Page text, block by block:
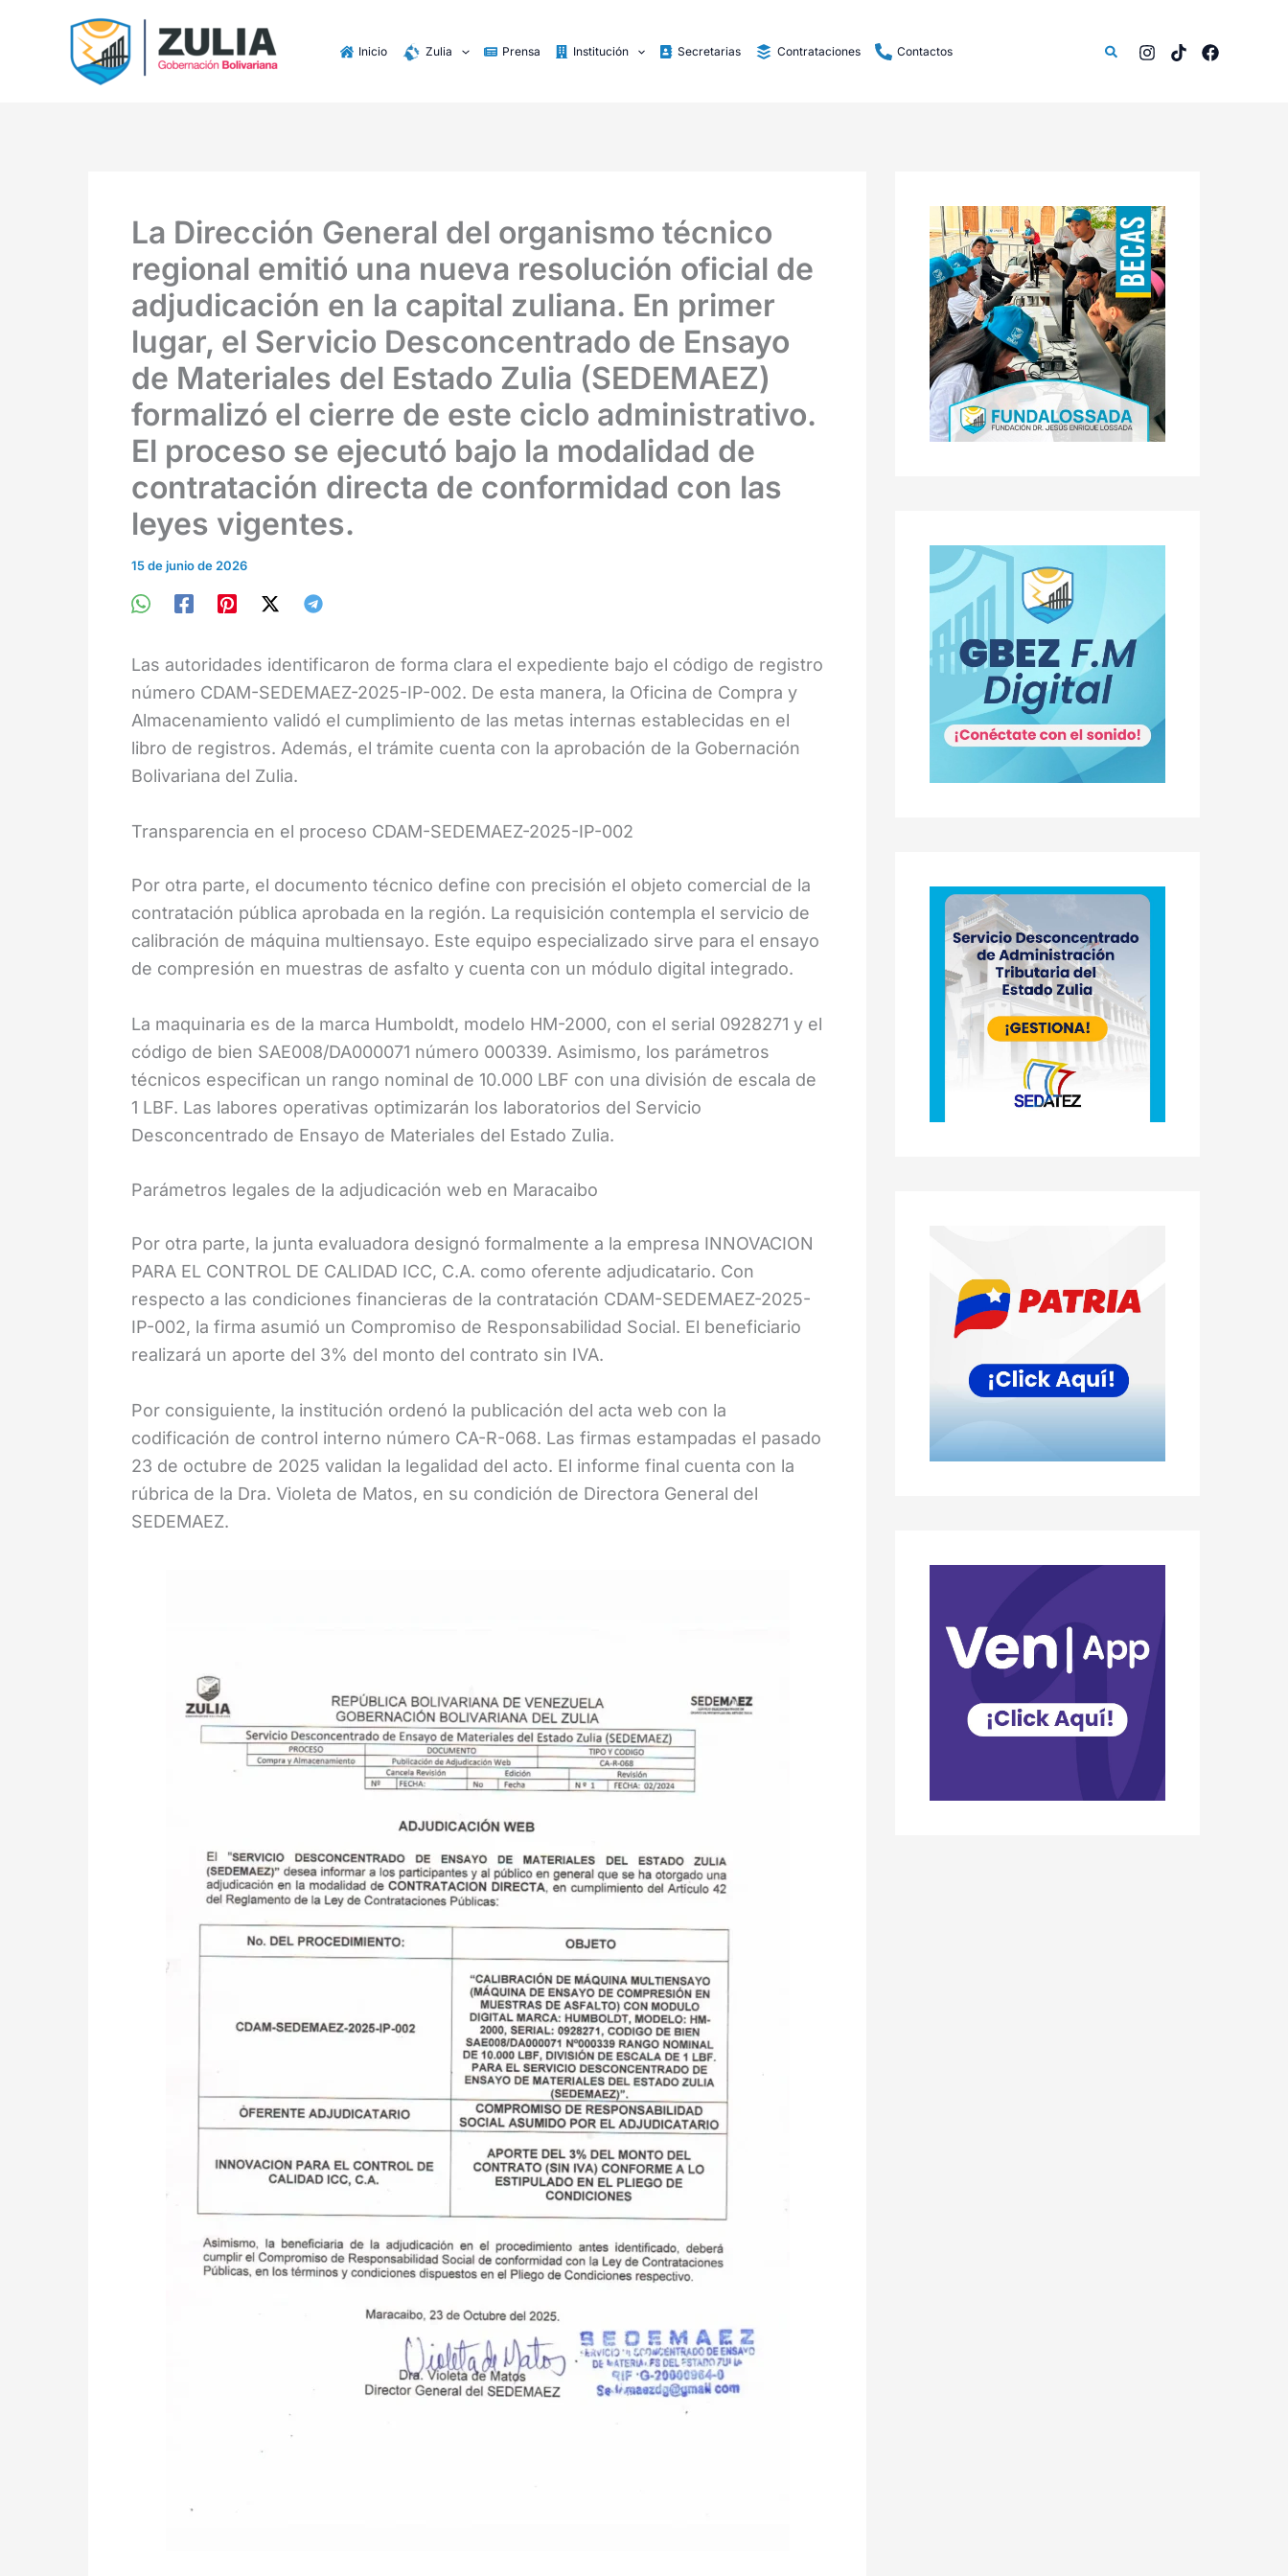
contenido
Inicio Zulia Prensa Institución Secretarias Contrataciones Contactos Buscar
La Dirección General del organismo técnico
regional emitió una nueva resolución oficial de
adjudicación en la capital zuliana. En primer
lugar, el Servicio Desconcentrado de Ensayo
de Materiales del Estado Zulia (SEDEMAEZ)
formalizó el cierre de este ciclo administrativo.
El proceso se ejecutó bajo la modalidad de
contratación directa de conformidad con las
leyes vigentes.
15 de junio de 2026
Las autoridades identificaron de forma clara el expediente bajo el código de registro
número CDAM-SEDEMAEZ-2025-IP-002. De esta manera, la Oficina de Compra y
Almacenamiento validó el cumplimiento de las metas internas establecidas en el
libro de registros. Además, el trámite cuenta con la aprobación de la Gobernación
Bolivariana del Zulia.
Transparencia en el proceso CDAM-SEDEMAEZ-2025-IP-002
Por otra parte, el documento técnico define con precisión el objeto comercial de la
contratación pública aprobada en la región. La requisición contempla el servicio de
calibración de máquina multiensayo. Este equipo especializado sirve para el ensayo
de compresión en muestras de asfalto y cuenta con un módulo digital integrado.
La maquinaria es de la marca Humboldt, modelo HM-2000, con el serial 0928271 y el
código de bien SAE008/DA000071 número 000339. Asimismo, los parámetros
técnicos especifican un rango nominal de 10.000 LBF con una división de escala de
1 LBF. Las labores operativas optimizarán los laboratorios del Servicio
Desconcentrado de Ensayo de Materiales del Estado Zulia.
Parámetros legales de la adjudicación web en Maracaibo
Por otra parte, la junta evaluadora designó formalmente a la empresa INNOVACION
PARA EL CONTROL DE CALIDAD ICC, C.A. como oferente adjudicatario. Con
respecto a las condiciones financieras de la contratación CDAM-SEDEMAEZ-2025-
IP-002, la firma asumió un Compromiso de Responsabilidad Social. El beneficiario
realizará un aporte del 3% del monto del contrato sin IVA.
Por consiguiente, la institución ordenó la publicación del acta web con la
codificación de control interno número CA-R-068. Las firmas estampadas el pasado
23 de octubre de 2025 validan la legalidad del acto. El informe final cuenta con la
rúbrica de la Dra. Violeta de Matos, en su condición de Directora General del
SEDEMAEZ.